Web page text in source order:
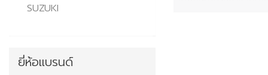
SUZUKI
ยี่ห้อแบรนด์